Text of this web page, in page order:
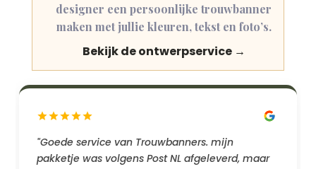
designer een persoonlijke trouwbanner
maken met jullie kleuren, tekst en foto’s.
Bekijk de ontwerpservice →
"Goede service van Trouwbanners. mijn
pakketje was volgens Post NL afgeleverd, maar